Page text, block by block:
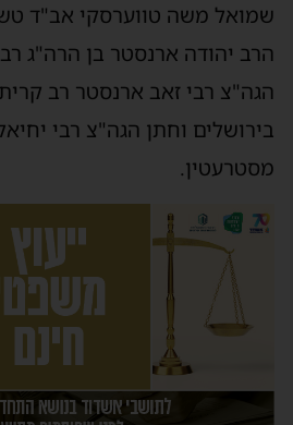
שמואל משה טווערסקי אב"ד
הרב יהודה ארנסטר בן הרה"ג
הגה"צ רבי זאב ארנסטר רב
בירושלים וחתן הגה"צ רבי
מסטרעטין.